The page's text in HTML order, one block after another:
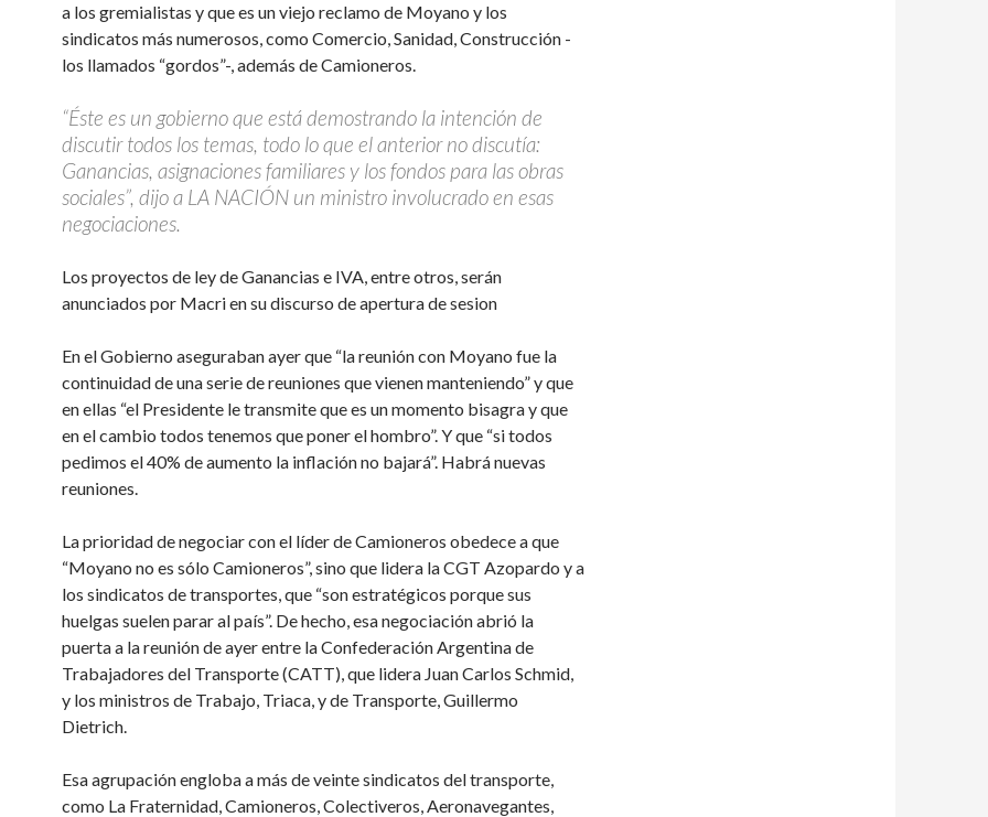
a los gremialistas y que es un viejo reclamo de Moyano y los
sindicatos más numerosos, como Comercio, Sanidad, Construcción -
los llamados “gordos”-, además de Camioneros.
“Éste es un gobierno que está demostrando la intención de
discutir todos los temas, todo lo que el anterior no discutía:
Ganancias, asignaciones familiares y los fondos para las obras
sociales”, dijo a LA NACIÓN un ministro involucrado en esas
negociaciones.
Los proyectos de ley de Ganancias e IVA, entre otros, serán
anunciados por Macri en su discurso de apertura de sesion
En el Gobierno aseguraban ayer que “la reunión con Moyano fue la
continuidad de una serie de reuniones que vienen manteniendo” y que
en ellas “el Presidente le transmite que es un momento bisagra y que
en el cambio todos tenemos que poner el hombro”. Y que “si todos
pedimos el 40% de aumento la inflación no bajará”. Habrá nuevas
reuniones.
La prioridad de negociar con el líder de Camioneros obedece a que
“Moyano no es sólo Camioneros”, sino que lidera la CGT Azopardo y a
los sindicatos de transportes, que “son estratégicos porque sus
huelgas suelen parar al país”. De hecho, esa negociación abrió la
puerta a la reunión de ayer entre la Confederación Argentina de
Trabajadores del Transporte (CATT), que lidera Juan Carlos Schmid,
y los ministros de Trabajo, Triaca, y de Transporte, Guillermo
Dietrich.
Esa agrupación engloba a más de veinte sindicatos del transporte,
como La Fraternidad, Camioneros, Colectiveros, Aeronavegantes,